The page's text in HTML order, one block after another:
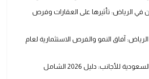
في الرياض: تأثيرها على العقارات وفرص
آفاق النمو والفرص الاستثمارية لعام
للأجانب: دليل 2026 الشامل